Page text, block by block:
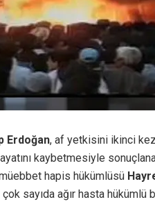
Erdoğan, af yetkisini ikinci
kaybetmesiyle
müebbet hapis hükümlüsü
sayıda ağır hasta hükümlü